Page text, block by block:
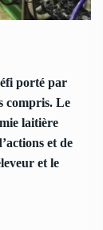
porté par
compris. Le
laitière
et de
et le